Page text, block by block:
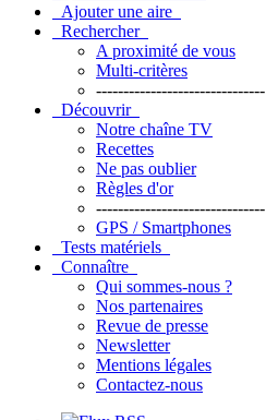
Ajouter une aire
Rechercher
A proximité de vous
Multi-critères
-------------------------------
Découvrir
Notre chaîne TV
Recettes
Ne pas oublier
Règles d'or
-------------------------------
GPS / Smartphones
Tests matériels
Connaître
Qui sommes-nous ?
Nos partenaires
Revue de presse
Newsletter
Mentions légales
Contactez-nous